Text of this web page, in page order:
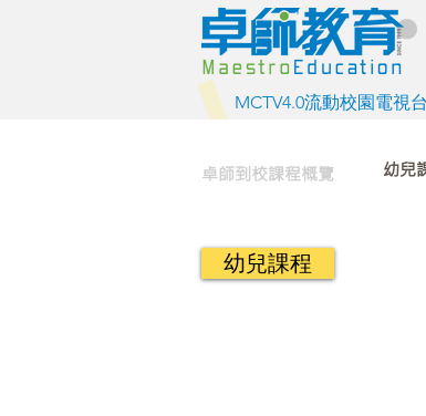
MCTV4.0流動校園電視台
卓師到校課程概覽
幼兒
幼兒課程